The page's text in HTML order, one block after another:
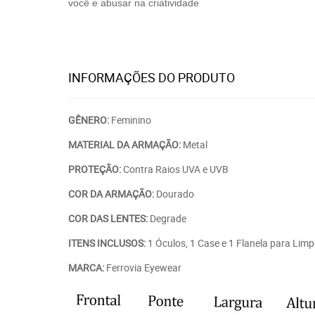
você e abusar na criatividade
INFORMAÇÕES DO PRODUTO
GÊNERO: Feminino
MATERIAL DA ARMAÇÃO: Metal
PROTEÇÃO:Contra Raios UVA e UVB
COR DA ARMAÇÃO: Dourado
COR DAS LENTES: Degrade
ITENS INCLUSOS: 1 Óculos, 1 Case e 1 Flanela para
MARCA: Ferrovia Eyewear